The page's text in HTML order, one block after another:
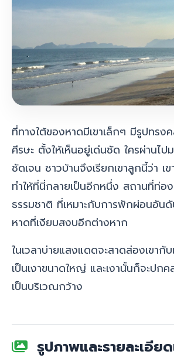
ที่ทางใต้ของหาดมีเขาเล็กๆ มีรูปทรง
ศีรษะ ตั้งให้เห็นอยู่เด่นชัด ใครผ่านไป
ชัดเจน ชาวบ้านจึงเรียกเขาลูกนี้ว่า เ
ทำให้ที่นี่กลายเป็นอีกหนึ่ง สถานที่ท่อง
ธรรมชาติ ที่เหมาะกับการพักผ่อนอั
หาดที่เงียบสงบอีกต่างหาก
ในเวลาบ่ายแสงแดดจะสาดส่องเขากับ
เป็นเงาขนาดใหญ่ และเงานั้นก็จะปก
เป็นบริเวณกว้าง
รูปภาพและรายละเอีย